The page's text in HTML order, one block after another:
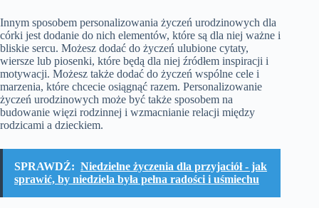
Innym sposobem personalizowania życzeń urodzinowych dla
córki jest dodanie do nich elementów, które są dla niej ważne i
bliskie sercu. Możesz dodać do życzeń ulubione cytaty,
wiersze lub piosenki, które będą dla niej źródłem inspiracji i
motywacji. Możesz także dodać do życzeń wspólne cele i
marzenia, które chcecie osiągnąć razem. Personalizowanie
życzeń urodzinowych może być także sposobem na
budowanie więzi rodzinnej i wzmacnianie relacji między
rodzicami a dzieckiem.
SPRAWDŹ: Niedzielne życzenia dla przyjaciół - jak
sprawić, by niedziela była pełna radości i uśmiechu